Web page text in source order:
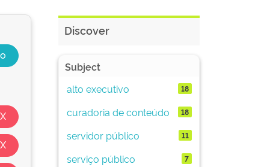
Discover
Subject
alto executivo
18
curadoria de conteúdo 18
servidor público 11
serviço público 7